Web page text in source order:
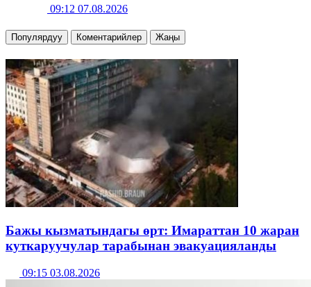
09:12 07.08.2026
Популярдуу Коментарийлер Жаңы
Бажы кызматындагы өрт: Имараттан 10 жаран
куткаруучулар тарабынан эвакуацияланды
09:15 03.08.2026